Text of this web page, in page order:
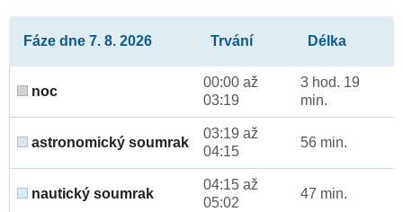
Fáze dne 7. 8. 2026 Trvání Délka
noc
00:00 až
03:19
3 hod. 19
min.
astronomický soumrak
03:19 až
04:15
56 min.
nautický soumrak
04:15 až
05:02
47 min.